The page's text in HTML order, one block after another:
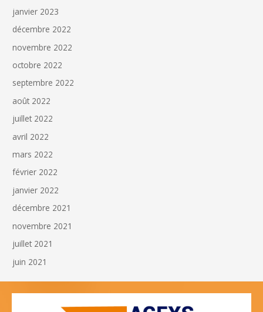
janvier 2023
décembre 2022
novembre 2022
octobre 2022
septembre 2022
août 2022
juillet 2022
avril 2022
mars 2022
février 2022
janvier 2022
décembre 2021
novembre 2021
juillet 2021
juin 2021